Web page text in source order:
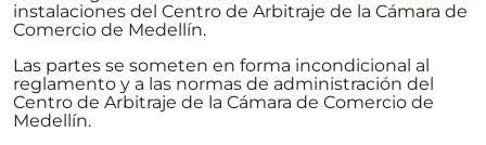
instalaciones del Centro de Arbitraje de la Cámara de
Comercio de Medellín.
Las partes se someten en forma incondicional al
reglamento y a las normas de administración del
Centro de Arbitraje de la Cámara de Comercio de
Medellín.